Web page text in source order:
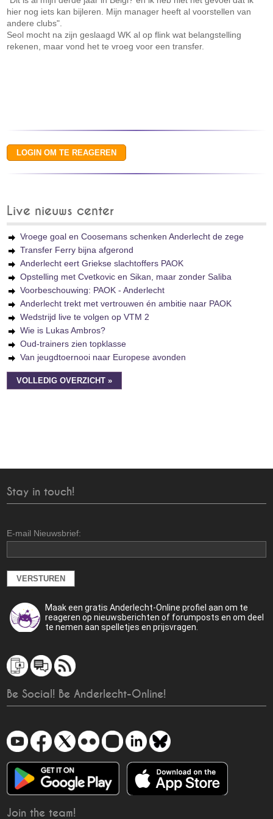
hier nog iets kan bijleren. Mijn manager heeft al voorstellen van
andere clubs".
Seol mocht na zijn geslaagd WK al op flink wat belangstelling
rekenen, maar vond het te vroeg voor een transfer.
Live nieuws center
Vroege goal en Coosemans schenken Anderlecht de zege
Transfer Ferry bijna afgerond
Anderlecht eert Griekse slachtoffers PAOK
Opstelling met Cvetkovic en Sikan, maar zonder Saliba
Voorbeschouwing: PAOK - Anderlecht
Anderlecht trekt met vertrouwen én ambitie naar PAOK
Wedstrijd live te volgen op VTM 2
Wie is Lukas Ambros?
Oud-trainers zien topklasse
Van jeugdtoernooi naar Europese avonden
VOLLEDIG OVERZICHT »
Stay in touch!
E-mail Nieuwsbrief:
Maak een gratis Anderlecht-Online profiel aan om te
reageren op nieuwsberichten of forumposts en om deel
te nemen aan spelletjes en prijsvragen.
Be Social! Be Anderlecht-Online!
Join the team!